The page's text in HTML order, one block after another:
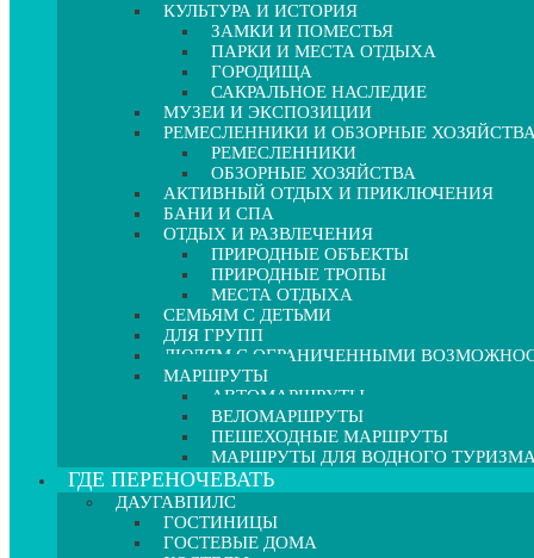
КУЛЬТУРА И ИСТОРИЯ
ЗАМКИ И ПОМЕСТЬЯ
ПАРКИ И МЕСТА ОТДЫХА
ГОРОДИЩА
САКРАЛЬНОЕ НАСЛЕДИЕ
МУЗЕИ И ЭКСПОЗИЦИИ
РЕМЕСЛЕННИКИ И ОБЗОРНЫЕ ХОЗЯЙСТВА
РЕМЕСЛЕННИКИ
ОБЗОРНЫЕ ХОЗЯЙСТВА
АКТИВНЫЙ ОТДЫХ И ПРИКЛЮЧЕНИЯ
БАНИ И СПА
ОТДЫХ И РАЗВЛЕЧЕНИЯ
ПРИРОДНЫЕ ОБЪЕКТЫ
ПРИРОДНЫЕ ТРОПЫ
МЕСТА ОТДЫХА
СЕМЬЯМ С ДЕТЬМИ
ДЛЯ ГРУПП
ЛЮДЯМ С ОГРАНИЧЕННЫМИ
МАРШРУТЫ
АВТОМАРШРУТЫ
ВЕЛОМАРШРУТЫ
ПЕШЕХОДНЫЕ МАРШРУТЫ
МАРШРУТЫ ДЛЯ ВОДНОГО ТУРИЗМА
ГДЕ ПЕРЕНОЧЕВАТЬ
ДАУГАВПИЛС
ГОСТИНИЦЫ
ГОСТЕВЫЕ ДОМА